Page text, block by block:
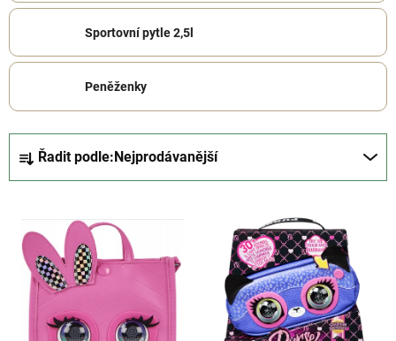
Sportovní pytle 2,5l
Peněženky
Řadit podle:Nejprodávanější